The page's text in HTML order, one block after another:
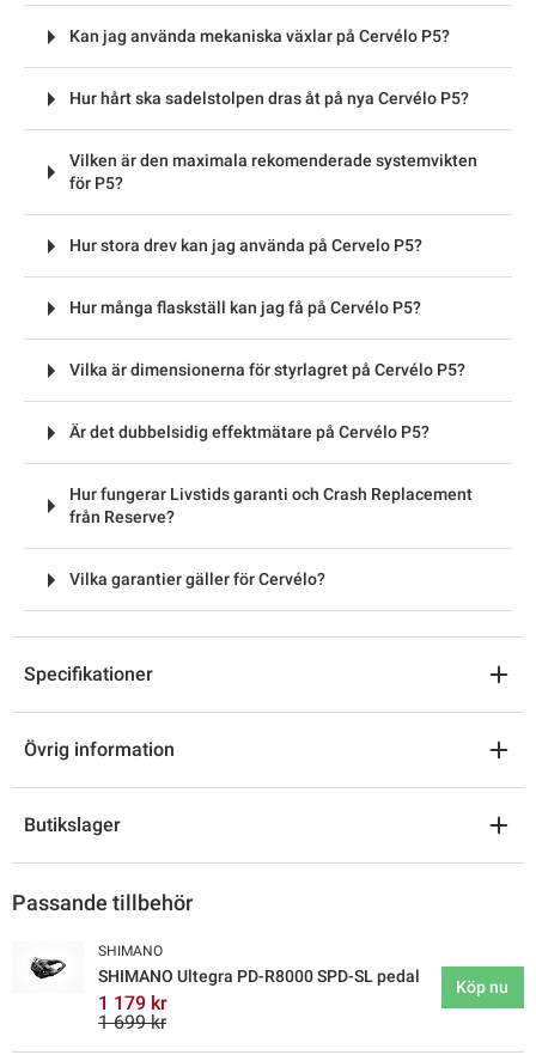
Kan jag använda mekaniska växlar på Cervélo P5?
Hur hårt ska sadelstolpen dras åt på nya Cervélo P5?
Vilken är den maximala rekomenderade systemvikten
för P5?
Hur stora drev kan jag använda på Cervelo P5?
Hur många flaskställ kan jag få på Cervélo P5?
Vilka är dimensionerna för styrlagret på Cervélo P5?
Är det dubbelsidig effektmätare på Cervélo P5?
Hur fungerar Livstids garanti och Crash Replacement
från Reserve?
Vilka garantier gäller för Cervélo?
Specifikationer
Övrig information
Butikslager
Passande tillbehör
SHIMANO
SHIMANO Ultegra PD-R8000 SPD-SL pedal
1 179 kr
1 699 kr
Köp nu